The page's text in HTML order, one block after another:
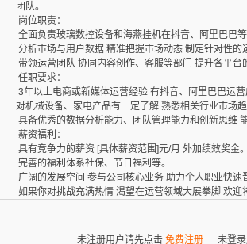
团队。
岗位职责：
全面负责玻璃数控设备和海燕挂机在抖音、阿里巴巴
分析市场与用户数据 精准把握市场动态 制定针对性的
带领运营团队 协同内容创作、客服等部门 提升各平台
任职要求：
3年以上电商或新媒体运营经验 有抖音、阿里巴巴运营
对机械设备、家电产品有一定了解 熟悉相关行业市场趋
具备优秀的数据分析能力、团队管理能力和创新思维
薪资福利：
具有竞争力的薪资 [具体薪资范围]元/月 外加绩效奖金。
完善的福利体系社保、节日福利等。
广阔的发展空间 参与公司核心业务 助力个人职业快速
如果你对挑战充满热情 渴望在运营领域大展拳脚 欢迎
未注册用户请先点击 免费注册 未登录